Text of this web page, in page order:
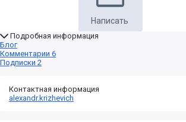
Написать
Подробная информация
Блог
Комментарии 6
Подписки 2
Контактная информация
alexandr.krizhevich